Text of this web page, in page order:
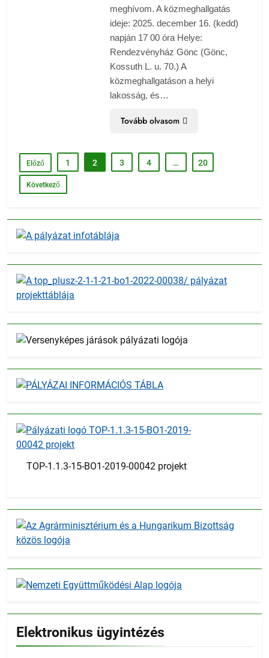
meghívom. A közmeghallgatás
ideje: 2025. december 16. (kedd)
napján 17 00 óra Helye:
Rendezvényház Gönc (Gönc,
Kossuth L. u. 70.) A
közmeghallgatáson a helyi
lakosság, és…
Tovább olvasom
Előző 1 2 3 4 … 20
Következő
TOP-1.1.3-15-BO1-2019-00042 projekt
Elektronikus ügyintézés